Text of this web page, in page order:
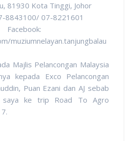
81930 Kota Tinggi, Johor
8843100/ 07-8221601
Facebook:
muziumnelayan.tanjungbalau
Majlis Pelancongan Malaysia
kepada Exco Pelancongan
Puan Ezani dan AJ sebab
saya ke trip Road To Agro